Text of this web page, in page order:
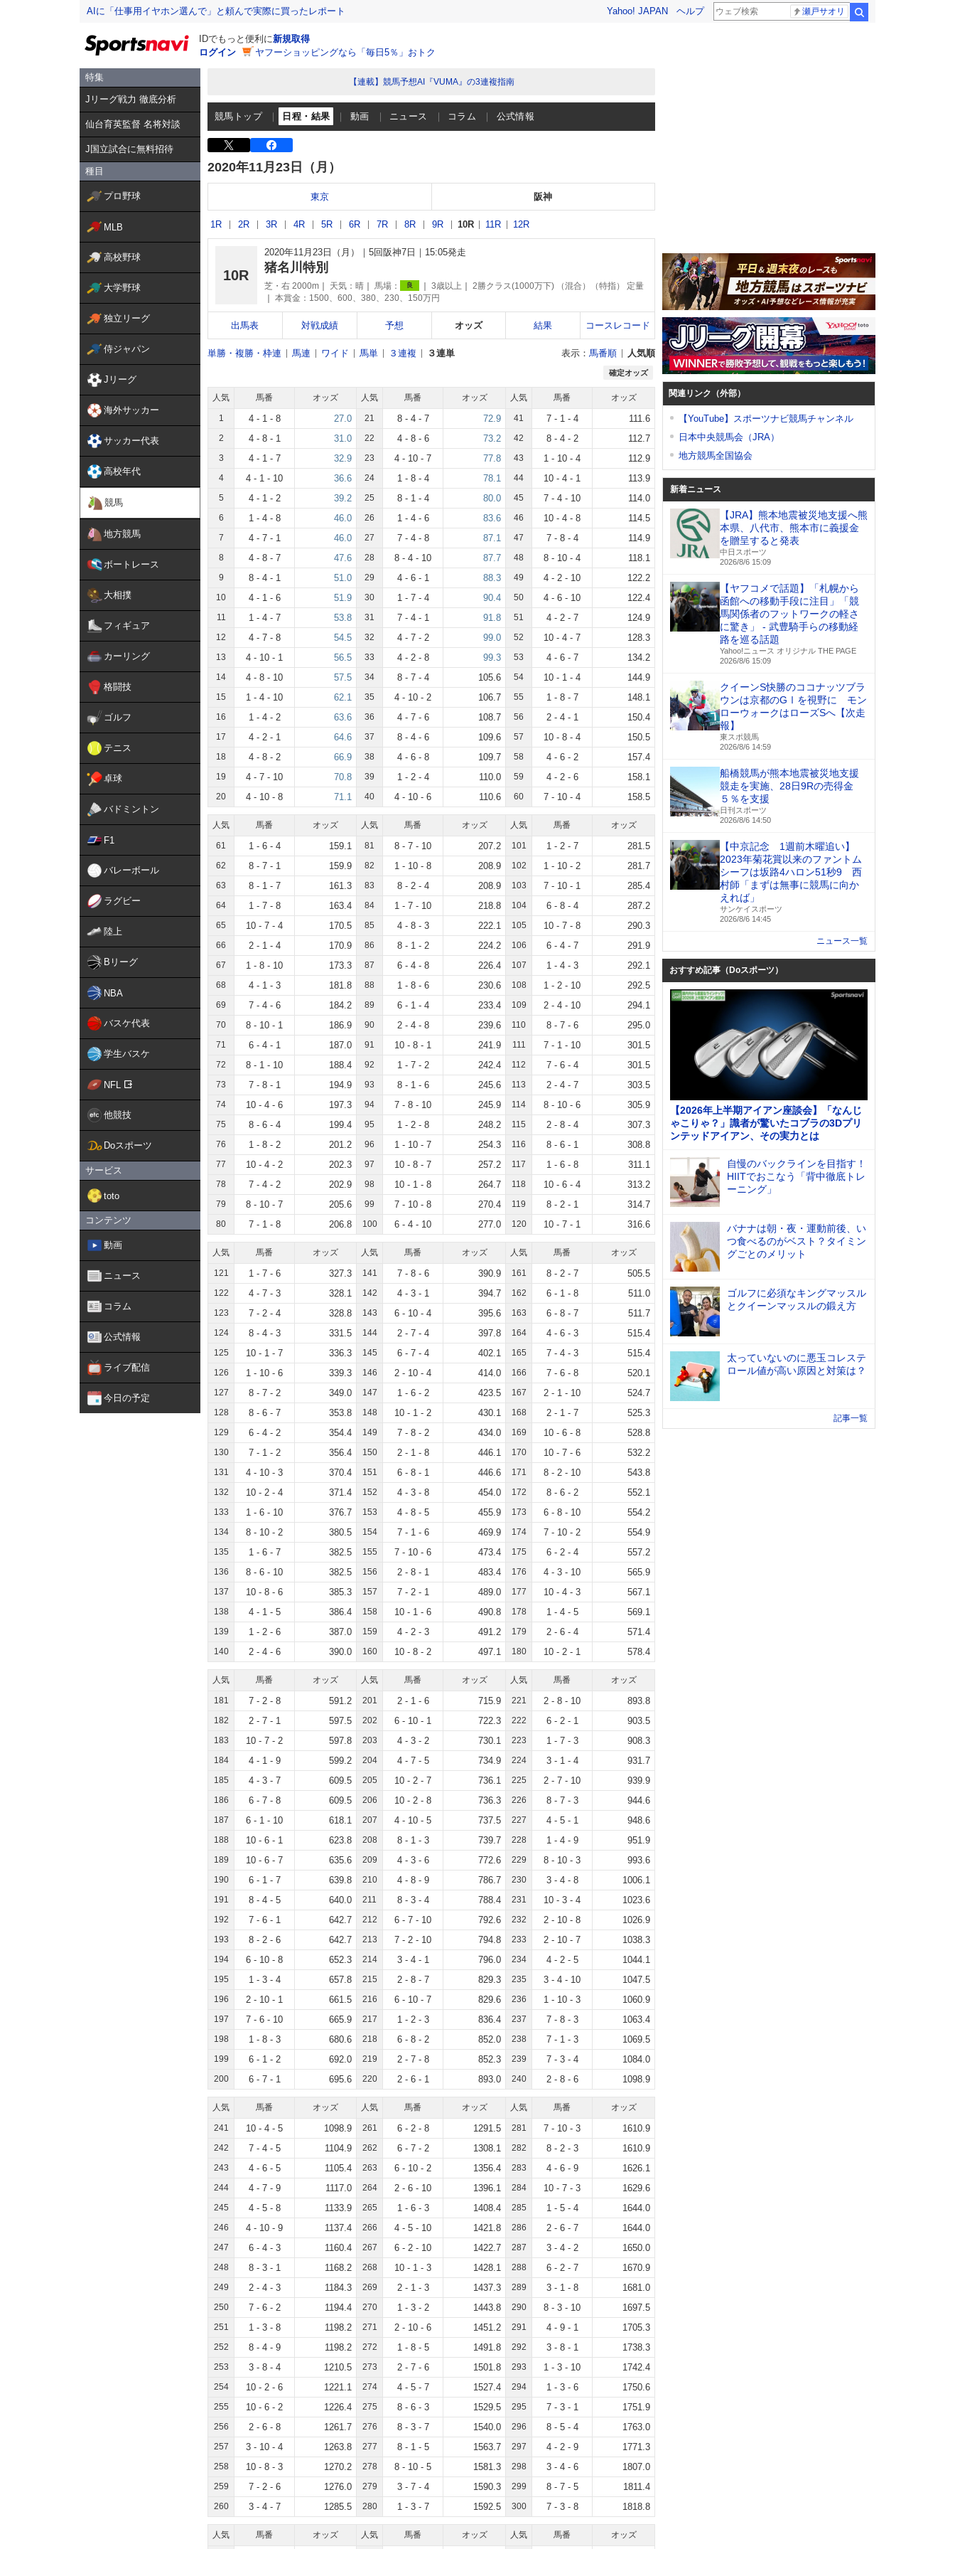
AIに「仕事用イヤホン選んで」と頼んで実際に買ったレポート Yahoo! JAPAN ヘルプ 瀬戸サオリ
IDでもっと便利に新規取得
ログイン
ヤフーショッピングなら「毎日5％」おトク
特集
Jリーグ戦力 徹底分析
仙台育英監督 名将対談
J国立試合に無料招待
種目
プロ野球
MLB
高校野球
大学野球
独立リーグ
侍ジャパン
Jリーグ
海外サッカー
サッカー代表
高校年代
競馬
地方競馬
ボートレース
大相撲
フィギュア
カーリング
格闘技
ゴルフ
テニス
卓球
バドミントン
F1
バレーボール
ラグビー
陸上
Bリーグ
NBA
バスケ代表
学生バスケ
NFL
他競技
Doスポーツ
サービス
toto
コンテンツ
動画
ニュース
コラム
公式情報
ライブ配信
今日の予定
【連載】競馬予想AI『VUMA』の3連複指南
競馬トップ 日程・結果 動画 ニュース コラム 公式情報
2020年11月23日（月）
東京 阪神
1R 2R 3R 4R 5R 6R 7R 8R 9R 10R 11R 12R
10R
2020年11月23日（月） 5回阪神7日 15:05発走
猪名川特別
芝・右 2000m 天気： 晴 馬場： 良 3歳以上
2勝クラス(1000万下) （混合）（特指） 定量
本賞金：1500、600、380、230、150万円
出馬表 対戦成績 予想 オッズ 結果 コースレコード
単勝・複勝・枠連 馬連 ワイド 馬単 ３連複 ３連単 表示： 馬番順 人気順
確定オッズ
人気 馬番 オッズ
1 4 - 1 - 8 27.0
2 4 - 8 - 1 31.0
3 4 - 1 - 7 32.9
4 4 - 1 - 10 36.6
5 4 - 1 - 2 39.2
6 1 - 4 - 8 46.0
7 4 - 7 - 1 46.0
8 4 - 8 - 7 47.6
9 8 - 4 - 1 51.0
10 4 - 1 - 6 51.9
11 1 - 4 - 7 53.8
12 4 - 7 - 8 54.5
13 4 - 10 - 1 56.5
14 4 - 8 - 10 57.5
15 1 - 4 - 10 62.1
16 1 - 4 - 2 63.6
17 4 - 2 - 1 64.6
18 4 - 8 - 2 66.9
19 4 - 7 - 10 70.8
20 4 - 10 - 8 71.1
人気 馬番 オッズ
21 8 - 4 - 7 72.9
22 4 - 8 - 6 73.2
23 4 - 10 - 7 77.8
24 1 - 8 - 4 78.1
25 8 - 1 - 4 80.0
26 1 - 4 - 6 83.6
27 7 - 4 - 8 87.1
28 8 - 4 - 10 87.7
29 4 - 6 - 1 88.3
30 1 - 7 - 4 90.4
31 7 - 4 - 1 91.8
32 4 - 7 - 2 99.0
33 4 - 2 - 8 99.3
34 8 - 7 - 4 105.6
35 4 - 10 - 2 106.7
36 4 - 7 - 6 108.7
37 8 - 4 - 6 109.6
38 4 - 6 - 8 109.7
39 1 - 2 - 4 110.0
40 4 - 10 - 6 110.6
人気 馬番 オッズ
41 7 - 1 - 4 111.6
42 8 - 4 - 2 112.7
43 1 - 10 - 4 112.9
44 10 - 4 - 1 113.9
45 7 - 4 - 10 114.0
46 10 - 4 - 8 114.5
47 7 - 8 - 4 114.9
48 8 - 10 - 4 118.1
49 4 - 2 - 10 122.2
50 4 - 6 - 10 122.4
51 4 - 2 - 7 124.9
52 10 - 4 - 7 128.3
53 4 - 6 - 7 134.2
54 10 - 1 - 4 144.9
55 1 - 8 - 7 148.1
56 2 - 4 - 1 150.4
57 10 - 8 - 4 150.5
58 4 - 6 - 2 157.4
59 4 - 2 - 6 158.1
60 7 - 10 - 4 158.5
人気 馬番 オッズ
61 1 - 6 - 4 159.1
62 8 - 7 - 1 159.9
63 8 - 1 - 7 161.3
64 1 - 7 - 8 163.4
65 10 - 7 - 4 170.5
66 2 - 1 - 4 170.9
67 1 - 8 - 10 173.3
68 4 - 1 - 3 181.8
69 7 - 4 - 6 184.2
70 8 - 10 - 1 186.9
71 6 - 4 - 1 187.0
72 8 - 1 - 10 188.4
73 7 - 8 - 1 194.9
74 10 - 4 - 6 197.3
75 8 - 6 - 4 199.4
76 1 - 8 - 2 201.2
77 10 - 4 - 2 202.3
78 7 - 4 - 2 202.9
79 8 - 10 - 7 205.6
80 7 - 1 - 8 206.8
人気 馬番 オッズ
81 8 - 7 - 10 207.2
82 1 - 10 - 8 208.9
83 8 - 2 - 4 208.9
84 1 - 7 - 10 218.8
85 4 - 8 - 3 222.1
86 8 - 1 - 2 224.2
87 6 - 4 - 8 226.4
88 1 - 8 - 6 230.6
89 6 - 1 - 4 233.4
90 2 - 4 - 8 239.6
91 10 - 8 - 1 241.9
92 1 - 7 - 2 242.4
93 8 - 1 - 6 245.6
94 7 - 8 - 10 245.9
95 1 - 2 - 8 248.2
96 1 - 10 - 7 254.3
97 10 - 8 - 7 257.2
98 10 - 1 - 8 264.7
99 7 - 10 - 8 270.4
100 6 - 4 - 10 277.0
人気 馬番 オッズ
101 1 - 2 - 7 281.5
102 1 - 10 - 2 281.7
103 7 - 10 - 1 285.4
104 6 - 8 - 4 287.2
105 10 - 7 - 8 290.3
106 6 - 4 - 7 291.9
107 1 - 4 - 3 292.1
108 1 - 2 - 10 292.5
109 2 - 4 - 10 294.1
110 8 - 7 - 6 295.0
111 7 - 1 - 10 301.5
112 7 - 6 - 4 301.5
113 2 - 4 - 7 303.5
114 8 - 10 - 6 305.9
115 2 - 8 - 4 307.3
116 8 - 6 - 1 308.8
117 1 - 6 - 8 311.1
118 10 - 6 - 4 313.2
119 8 - 2 - 1 314.7
120 10 - 7 - 1 316.6
人気 馬番 オッズ
121 1 - 7 - 6 327.3
122 4 - 7 - 3 328.1
123 7 - 2 - 4 328.8
124 8 - 4 - 3 331.5
125 10 - 1 - 7 336.3
126 1 - 10 - 6 339.3
127 8 - 7 - 2 349.0
128 8 - 6 - 7 353.8
129 6 - 4 - 2 354.4
130 7 - 1 - 2 356.4
131 4 - 10 - 3 370.4
132 10 - 2 - 4 371.4
133 1 - 6 - 10 376.7
134 8 - 10 - 2 380.5
135 1 - 6 - 7 382.5
136 8 - 6 - 10 382.5
137 10 - 8 - 6 385.3
138 4 - 1 - 5 386.4
139 1 - 2 - 6 387.0
140 2 - 4 - 6 390.0
人気 馬番 オッズ
141 7 - 8 - 6 390.9
142 4 - 3 - 1 394.7
143 6 - 10 - 4 395.6
144 2 - 7 - 4 397.8
145 6 - 7 - 4 402.1
146 2 - 10 - 4 414.0
147 1 - 6 - 2 423.5
148 10 - 1 - 2 430.1
149 7 - 8 - 2 434.0
150 2 - 1 - 8 446.1
151 6 - 8 - 1 446.6
152 4 - 3 - 8 454.0
153 4 - 8 - 5 455.9
154 7 - 1 - 6 469.9
155 7 - 10 - 6 473.4
156 2 - 8 - 1 483.4
157 7 - 2 - 1 489.0
158 10 - 1 - 6 490.8
159 4 - 2 - 3 491.2
160 10 - 8 - 2 497.1
人気 馬番 オッズ
161 8 - 2 - 7 505.5
162 6 - 1 - 8 511.0
163 6 - 8 - 7 511.7
164 4 - 6 - 3 515.4
165 7 - 4 - 3 515.4
166 7 - 6 - 8 520.1
167 2 - 1 - 10 524.7
168 2 - 1 - 7 525.3
169 10 - 6 - 8 528.8
170 10 - 7 - 6 532.2
171 8 - 2 - 10 543.8
172 8 - 6 - 2 552.1
173 6 - 8 - 10 554.2
174 7 - 10 - 2 554.9
175 6 - 2 - 4 557.2
176 4 - 3 - 10 565.9
177 10 - 4 - 3 567.1
178 1 - 4 - 5 569.1
179 2 - 6 - 4 571.4
180 10 - 2 - 1 578.4
人気 馬番 オッズ
181 7 - 2 - 8 591.2
182 2 - 7 - 1 597.5
183 10 - 7 - 2 597.8
184 4 - 1 - 9 599.2
185 4 - 3 - 7 609.5
186 6 - 7 - 8 609.5
187 6 - 1 - 10 618.1
188 10 - 6 - 1 623.8
189 10 - 6 - 7 635.6
190 6 - 1 - 7 639.8
191 8 - 4 - 5 640.0
192 7 - 6 - 1 642.7
193 8 - 2 - 6 642.7
194 6 - 10 - 8 652.3
195 1 - 3 - 4 657.8
196 2 - 10 - 1 661.5
197 7 - 6 - 10 665.9
198 1 - 8 - 3 680.6
199 6 - 1 - 2 692.0
200 6 - 7 - 1 695.6
人気 馬番 オッズ
201 2 - 1 - 6 715.9
202 6 - 10 - 1 722.3
203 4 - 3 - 2 730.1
204 4 - 7 - 5 734.9
205 10 - 2 - 7 736.1
206 10 - 2 - 8 736.3
207 4 - 10 - 5 737.5
208 8 - 1 - 3 739.7
209 4 - 3 - 6 772.6
210 4 - 8 - 9 786.7
211 8 - 3 - 4 788.4
212 6 - 7 - 10 792.6
213 7 - 2 - 10 794.8
214 3 - 4 - 1 796.0
215 2 - 8 - 7 829.3
216 6 - 10 - 7 829.6
217 1 - 2 - 3 836.4
218 6 - 8 - 2 852.0
219 2 - 7 - 8 852.3
220 2 - 6 - 1 893.0
人気 馬番 オッズ
221 2 - 8 - 10 893.8
222 6 - 2 - 1 903.5
223 1 - 7 - 3 908.3
224 3 - 1 - 4 931.7
225 2 - 7 - 10 939.9
226 8 - 7 - 3 944.6
227 4 - 5 - 1 948.6
228 1 - 4 - 9 951.9
229 8 - 10 - 3 993.6
230 3 - 4 - 8 1006.1
231 10 - 3 - 4 1023.6
232 2 - 10 - 8 1026.9
233 2 - 10 - 7 1038.3
234 4 - 2 - 5 1044.1
235 3 - 4 - 10 1047.5
236 1 - 10 - 3 1060.9
237 7 - 8 - 3 1063.4
238 7 - 1 - 3 1069.5
239 7 - 3 - 4 1084.0
240 2 - 8 - 6 1098.9
人気 馬番 オッズ
241 10 - 4 - 5 1098.9
242 7 - 4 - 5 1104.9
243 4 - 6 - 5 1105.4
244 4 - 7 - 9 1117.0
245 4 - 5 - 8 1133.9
246 4 - 10 - 9 1137.4
247 6 - 4 - 3 1160.4
248 8 - 3 - 1 1168.2
249 2 - 4 - 3 1184.3
250 7 - 6 - 2 1194.4
251 1 - 3 - 8 1198.2
252 8 - 4 - 9 1198.2
253 3 - 8 - 4 1210.5
254 10 - 2 - 6 1221.1
255 10 - 6 - 2 1226.4
256 2 - 6 - 8 1261.7
257 3 - 10 - 4 1263.8
258 10 - 8 - 3 1270.2
259 7 - 2 - 6 1276.0
260 3 - 4 - 7 1285.5
人気 馬番 オッズ
261 6 - 2 - 8 1291.5
262 6 - 7 - 2 1308.1
263 6 - 10 - 2 1356.4
264 2 - 6 - 10 1396.1
265 1 - 6 - 3 1408.4
266 4 - 5 - 10 1421.8
267 6 - 2 - 10 1422.7
268 10 - 1 - 3 1428.1
269 2 - 1 - 3 1437.3
270 1 - 3 - 2 1443.8
271 2 - 10 - 6 1451.2
272 1 - 8 - 5 1491.8
273 2 - 7 - 6 1501.8
274 4 - 5 - 7 1527.4
275 8 - 6 - 3 1529.5
276 8 - 3 - 7 1540.0
277 8 - 1 - 5 1563.7
278 8 - 10 - 5 1581.3
279 3 - 7 - 4 1590.3
280 1 - 3 - 7 1592.5
人気 馬番 オッズ
281 7 - 10 - 3 1610.9
282 8 - 2 - 3 1610.9
283 4 - 6 - 9 1626.1
284 10 - 7 - 3 1629.6
285 1 - 5 - 4 1644.0
286 2 - 6 - 7 1644.0
287 3 - 4 - 2 1650.0
288 6 - 2 - 7 1670.9
289 3 - 1 - 8 1681.0
290 8 - 3 - 10 1697.5
291 4 - 9 - 1 1705.3
292 3 - 8 - 1 1738.3
293 1 - 3 - 10 1742.4
294 1 - 3 - 6 1750.6
295 7 - 3 - 1 1751.9
296 8 - 5 - 4 1763.0
297 4 - 2 - 9 1771.3
298 3 - 4 - 6 1807.0
299 8 - 7 - 5 1811.4
300 7 - 3 - 8 1818.8
人気 馬番 オッズ 人気 馬番 オッズ 人気 馬番 オッズ
関連リンク（外部）
【YouTube】スポーツナビ競馬チャンネル
日本中央競馬会（JRA）
地方競馬全国協会
新着ニュース
【JRA】熊本地震被災地支援へ熊
本県、八代市、熊本市に義援金
を贈呈すると発表
中日スポーツ
2026/8/6 15:09
【ヤフコメで話題】「札幌から
函館への移動手段に注目」「競
馬関係者のフットワークの軽さ
に驚き」 - 武豊騎手らの移動経
路を巡る話題
Yahoo!ニュース オリジナル THE PAGE
2026/8/6 15:09
クイーンS快勝のココナッツブラ
ウンは京都のGⅠを視野に モン
ローウォークはローズSへ【次走
報】
東スポ競馬
2026/8/6 14:59
船橋競馬が熊本地震被災地支援
競走を実施、28日9Rの売得金
５％を支援
日刊スポーツ
2026/8/6 14:50
【中京記念 1週前木曜追い】
2023年菊花賞以来のファントム
シーフは坂路4ハロン51秒9 西
村師「まずは無事に競馬に向か
えれば」
サンケイスポーツ
2026/8/6 14:45
ニュース一覧
おすすめ記事（Doスポーツ）
【2026年上半期アイアン座談会】「なんじ
ゃこりゃ？」識者が驚いたコブラの3Dプリ
ンテッドアイアン、その実力とは
自慢のバックラインを目指す！
HIITでおこなう「背中徹底トレ
ーニング」
バナナは朝・夜・運動前後、い
つ食べるのがベスト？タイミン
グごとのメリット
ゴルフに必須なキングマッスル
とクイーンマッスルの鍛え方
太っていないのに悪玉コレステ
ロール値が高い原因と対策は？
記事一覧